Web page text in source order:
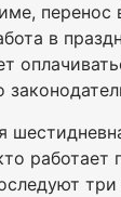
перенос
в
работает